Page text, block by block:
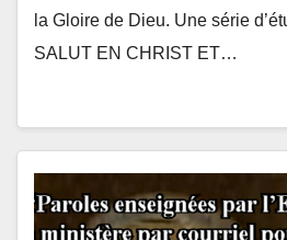
la Gloire de Dieu. Une série
SALUT EN CHRIST ET…